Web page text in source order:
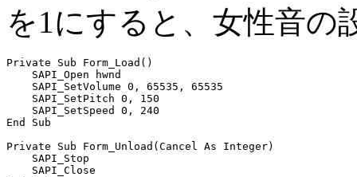
を1にすると、女性音の
Private Sub Form_Load()
    SAPI_Open hwnd
    SAPI_SetVolume 0, 65535, 65535
    SAPI_SetPitch 0, 150
    SAPI_SetSpeed 0, 240
End Sub
Private Sub Form_Unload(Cancel As Integer)
    SAPI_Stop
    SAPI_Close